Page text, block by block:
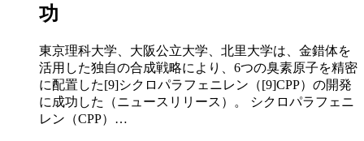
功
東京理科大学、大阪公立大学、北里大学は、金錯体を
活用した独自の合成戦略により、6つの臭素原子を精密
に配置した[9]シクロパラフェニレン（[9]CPP）の開発
に成功した（ニュースリリース）。 シクロパラフェニ
レン（CPP）…